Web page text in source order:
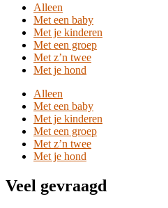
Alleen
Met een baby
Met je kinderen
Met een groep
Met z’n twee
Met je hond
Alleen
Met een baby
Met je kinderen
Met een groep
Met z’n twee
Met je hond
Veel gevraagd